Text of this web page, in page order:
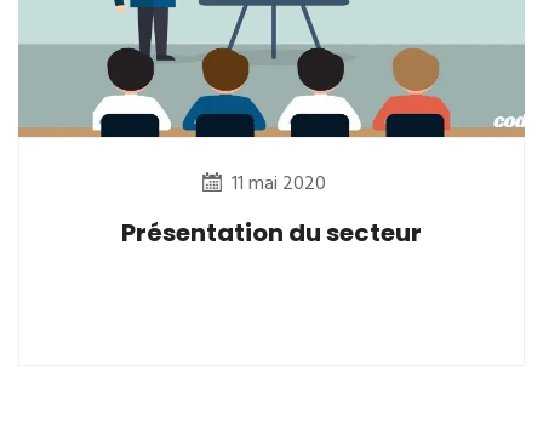
11 mai 2020
Présentation du secteur